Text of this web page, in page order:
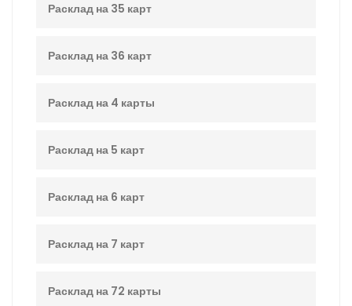
Расклад на 35 карт
Расклад на 36 карт
Расклад на 4 карты
Расклад на 5 карт
Расклад на 6 карт
Расклад на 7 карт
Расклад на 72 карты